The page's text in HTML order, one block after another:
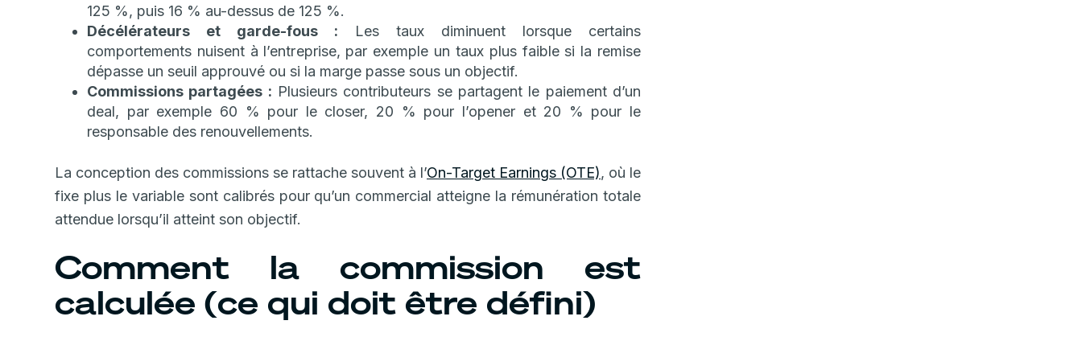
125 %, puis 16 % au-dessus de 125 %.
Décélérateurs et garde-fous : Les taux diminuent lorsque certains
comportements nuisent à l’entreprise, par exemple un taux plus faible si la remise
dépasse un seuil approuvé ou si la marge passe sous un objectif.
Commissions partagées : Plusieurs contributeurs se partagent le paiement d’un
deal, par exemple 60 % pour le closer, 20 % pour l’opener et 20 % pour le
responsable des renouvellements.
La conception des commissions se rattache souvent à l’On-Target Earnings (OTE), où le
fixe plus le variable sont calibrés pour qu’un commercial atteigne la rémunération totale
attendue lorsqu’il atteint son objectif.
Comment la commission est
calculée (ce qui doit être défini)